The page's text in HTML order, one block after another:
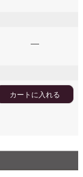
—
カートに入れる